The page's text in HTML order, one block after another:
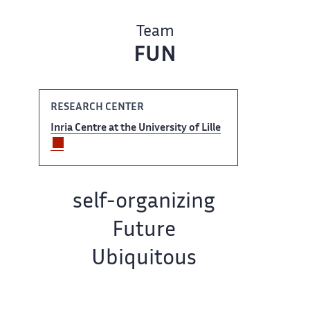
Team
FUN
RESEARCH CENTER
Inria Centre ‌​‌ at the University of ​​ Lille
self-organizing​​​‌
Future
Ubiquitous